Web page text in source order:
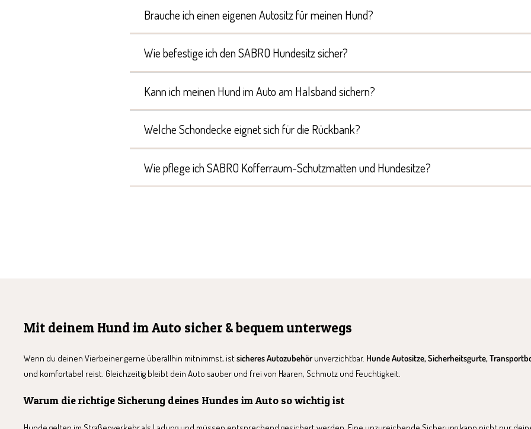
Brauche ich einen eigenen Autositz für meinen Hund?
Wie befestige ich den SABRO Hundesitz sicher?
Kann ich meinen Hund im Auto am Halsband sichern?
Welche Schondecke eignet sich für die Rückbank?
Wie pflege ich SABRO Kofferraum-Schutzmatten und Hundesitze?
Mit deinem Hund im Auto sicher & bequem unterwegs
Wenn du deinen Vierbeiner gerne überallhin mitnimmst, istsicheres Autozubehörunverzichtbar. Hunde Autositze, Sicherheitsgurte,
und komfortabel reist. Gleichzeitig bleibt dein Auto sauber und frei von Haaren, Schmutz und Feuchtigkeit.
Warum die richtige Sicherung deines Hundes im Auto so wichtig ist